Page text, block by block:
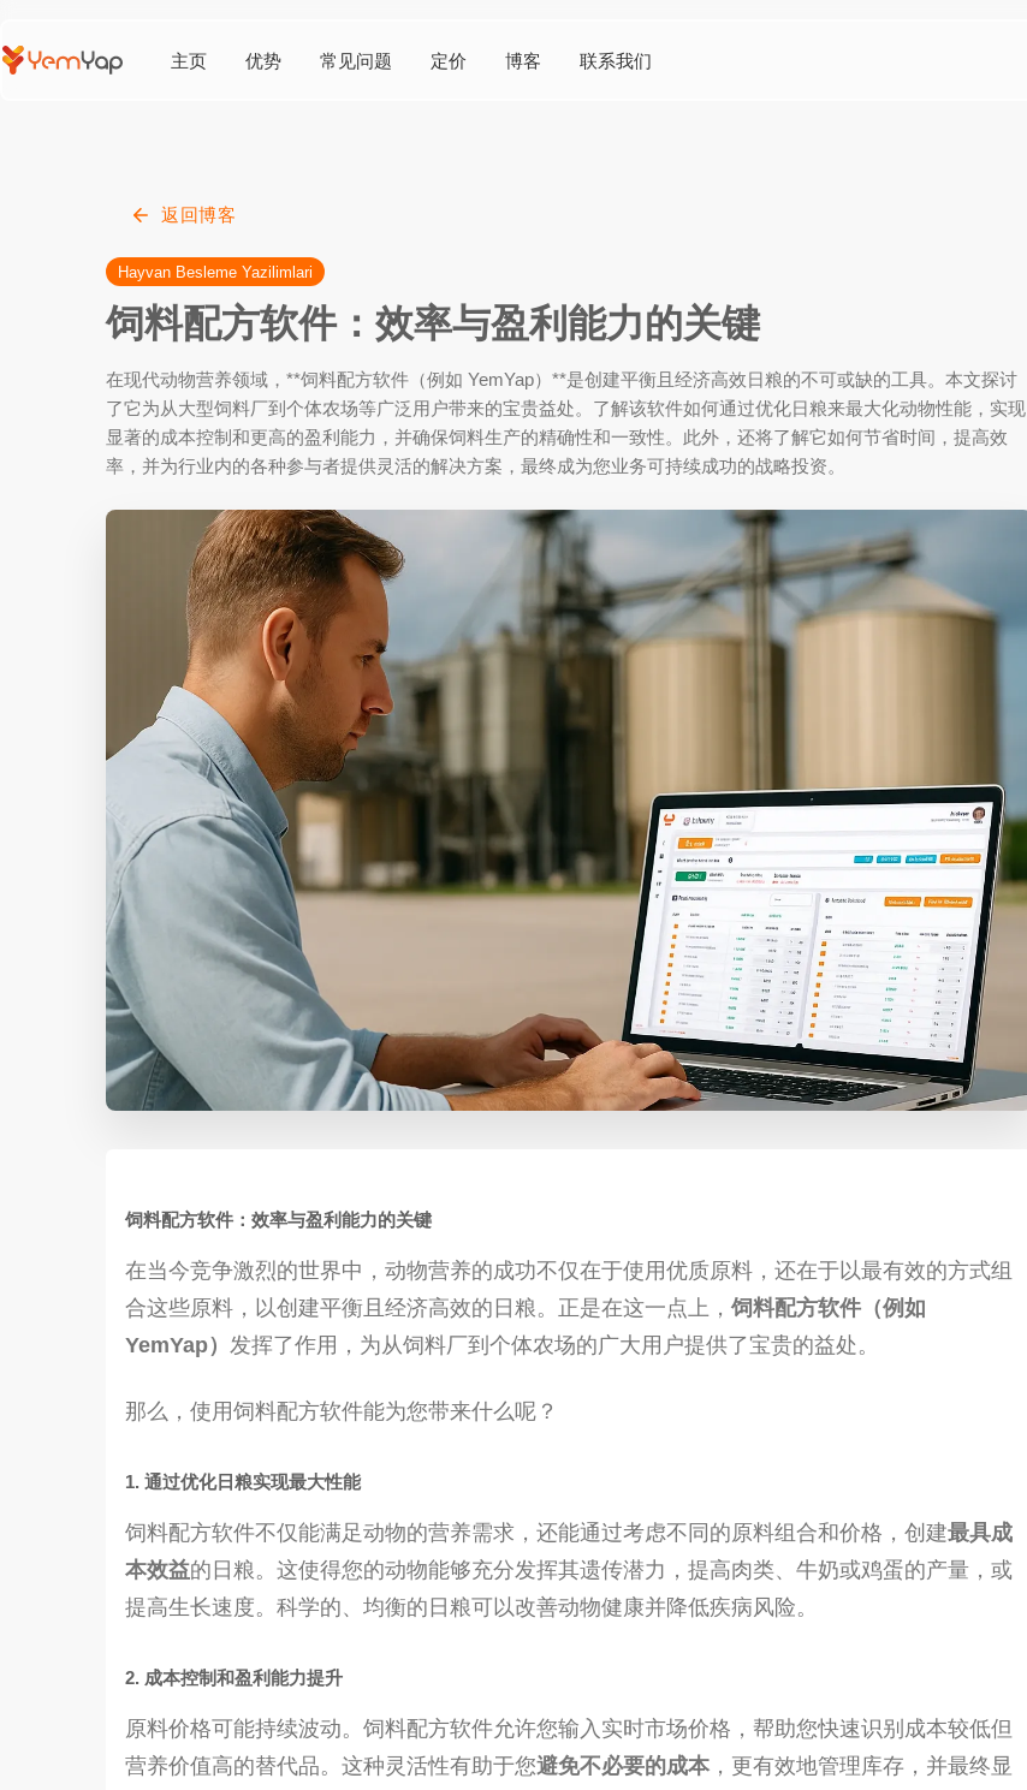
主页 优势 常见问题 定价 博客 联系我们
返回博客
Hayvan Besleme Yazilimlari
饲料配方软件：效率与盈利能力的关键
在现代动物营养领域，**饲料配方软件（例如 YemYap）**是创建平衡且经济高效日粮的不可或缺的工具。本文探讨
了它为从大型饲料厂到个体农场等广泛用户带来的宝贵益处。了解该软件如何通过优化日粮来最大化动物性能，实现
显著的成本控制和更高的盈利能力，并确保饲料生产的精确性和一致性。此外，还将了解它如何节省时间，提高效
率，并为行业内的各种参与者提供灵活的解决方案，最终成为您业务可持续成功的战略投资。
饲料配方软件：效率与盈利能力的关键
在当今竞争激烈的世界中，动物营养的成功不仅在于使用优质原料，还在于以最有效的方式组
合这些原料，以创建平衡且经济高效的日粮。正是在这一点上， 饲料配方软件（例如
YemYap） 发挥了作用，为从饲料厂到个体农场的广大用户提供了宝贵的益处。
那么，使用饲料配方软件能为您带来什么呢？
1. 通过优化日粮实现最大性能
饲料配方软件不仅能满足动物的营养需求，还能通过考虑不同的原料组合和价格，创建最具成
本效益的日粮。这使得您的动物能够充分发挥其遗传潜力，提高肉类、牛奶或鸡蛋的产量，或
提高生长速度。科学的、均衡的日粮可以改善动物健康并降低疾病风险。
2. 成本控制和盈利能力提升
原料价格可能持续波动。饲料配方软件允许您输入实时市场价格，帮助您快速识别成本较低但
营养价值高的替代品。这种灵活性有助于您避免不必要的成本 ，更有效地管理库存，并最终显